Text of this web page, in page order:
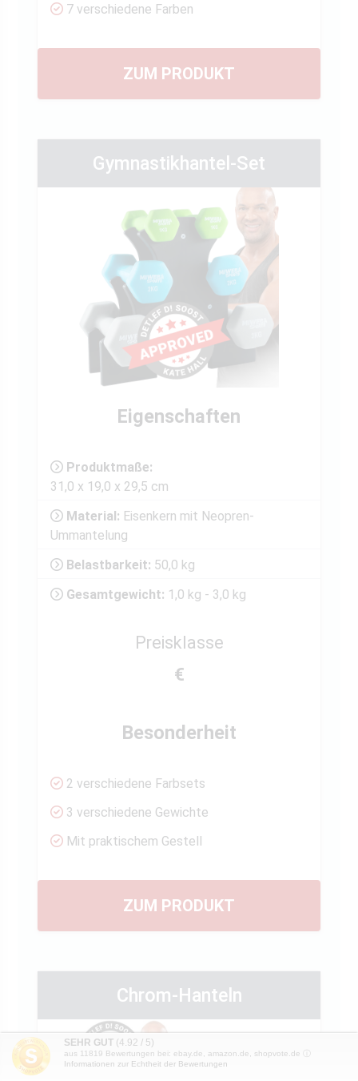
7 verschiedene Farben
ZUM PRODUKT
Gymnastikhantel-Set
Eigenschaften
Produktmaße:
31,0 x 19,0 x 29,5 cm
Material: Eisenkern mit Neopren-
Ummantelung
Belastbarkeit: 50,0 kg
Gesamtgewicht: 1,0 kg - 3,0 kg
Preisklasse
€
Besonderheit
2 verschiedene Farbsets
3 verschiedene Gewichte
Mit praktischem Gestell
ZUM PRODUKT
Chrom-Hanteln
SEHR GUT (4.92 / 5)
aus 11819 Bewertungen bei: ebay.de, amazon.de, shopvote.de ⓘ
Informationen zur Echtheit der Bewertungen